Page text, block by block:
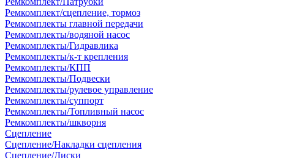
Ремкомплект/сцепление, тормоз
Ремкомплекты главной передачи
Ремкомплекты/водяной насос
Ремкомплекты/Гидравлика
Ремкомплекты/к-т крепления
Ремкомплекты/КПП
Ремкомплекты/Подвески
Ремкомплекты/рулевое управление
Ремкомплекты/суппорт
Ремкомплекты/Топливный насос
Ремкомплекты/шкворня
Сцепление
Сцепление/Накладки сцепления
Сцепление/Диски